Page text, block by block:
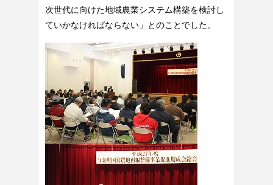
次世代に向けた地域農業システム構築を検討し
ていかなければならない」とのことでした。